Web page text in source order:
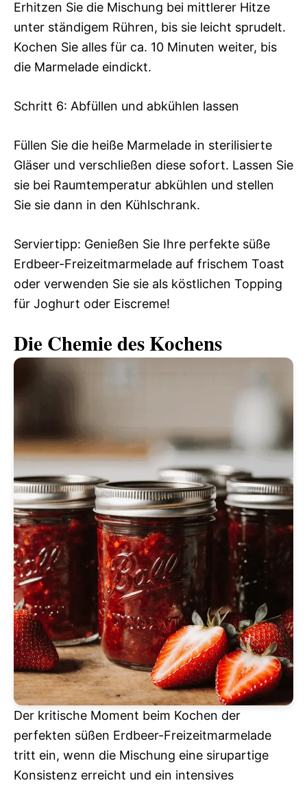
Erhitzen Sie die Mischung bei mittlerer Hitze
unter ständigem Rühren, bis sie leicht sprudelt.
Kochen Sie alles für ca. 10 Minuten weiter, bis
die Marmelade eindickt.
Schritt 6: Abfüllen und abkühlen lassen
Füllen Sie die heiße Marmelade in sterilisierte
Gläser und verschließen diese sofort. Lassen Sie
sie bei Raumtemperatur abkühlen und stellen
Sie sie dann in den Kühlschrank.
Serviertipp: Genießen Sie Ihre perfekte süße
Erdbeer-Freizeitmarmelade auf frischem Toast
oder verwenden Sie sie als köstlichen Topping
für Joghurt oder Eiscreme!
Die Chemie des Kochens
Der kritische Moment beim Kochen der
perfekten süßen Erdbeer-Freizeitmarmelade
tritt ein, wenn die Mischung eine sirupartige
Konsistenz erreicht und ein intensives